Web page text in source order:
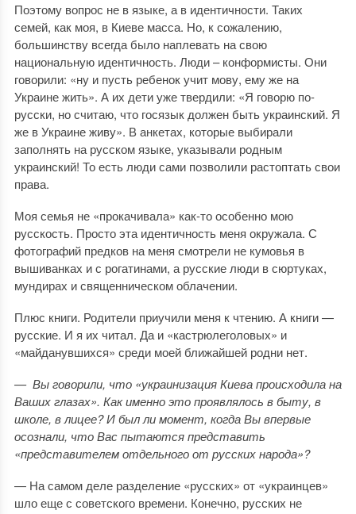
Поэтому вопрос не в языке, а в идентичности. Таких
семей, как моя, в Киеве масса. Но, к сожалению,
большинству всегда было наплевать на свою
национальную идентичность. Люди – конформисты. Они
говорили: «ну и пусть ребенок учит мову, ему же на
Украине жить». А их дети уже твердили: «Я говорю по-
русски, но считаю, что госязык должен быть украинский. Я
же в Украине живу». В анкетах, которые выбирали
заполнять на русском языке, указывали родным
украинский! То есть люди сами позволили растоптать свои
права.
Моя семья не «прокачивала» как-то особенно мою
русскость. Просто эта идентичность меня окружала. С
фотографий предков на меня смотрели не кумовья в
вышиванках и с рогатинами, а русские люди в сюртуках,
мундирах и священническом облачении.
Плюс книги. Родители приучили меня к чтению. А книги —
русские. И я их читал. Да и «кастрюлеголовых» и
«майданувшихся» среди моей ближайшей родни нет.
— Вы говорили, что «украинизация Киева происходила на
Ваших глазах». Как именно это проявлялось в быту, в
школе, в лицее? И был ли момент, когда Вы впервые
осознали, что Вас пытаются представить
«представителем отдельного от русских народа»?
— На самом деле разделение «русских» от «украинцев»
шло еще с советского времени. Конечно, русских не